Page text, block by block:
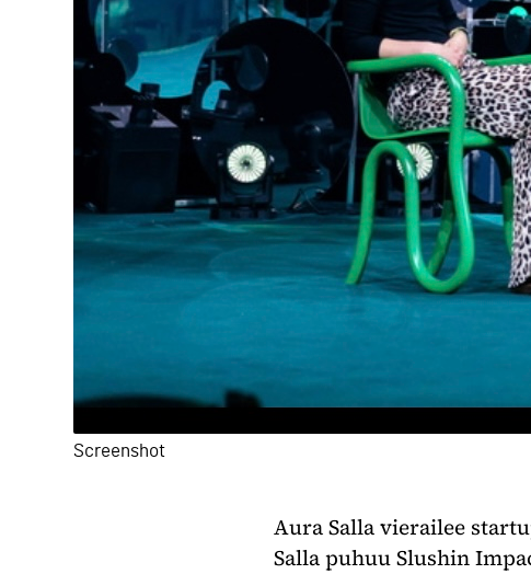
Screenshot
Aura Salla vierailee
Salla puhuu Slushin